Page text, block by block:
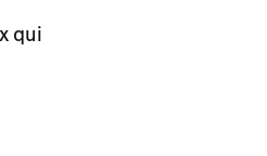
qui